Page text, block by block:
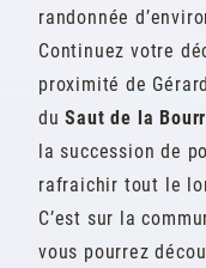
randonnée
Continuez votre
proximité de
duSaut de la
la succession de
rafraichir tout le
C’est sur la
vous pourrez